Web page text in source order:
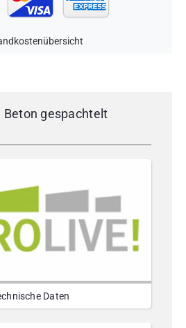
Beton gespachtelt
Daten